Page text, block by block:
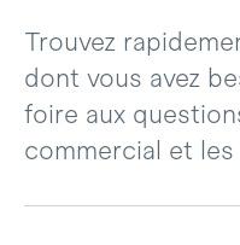
Trouvez
dont vous avez
foire aux
commercial et les